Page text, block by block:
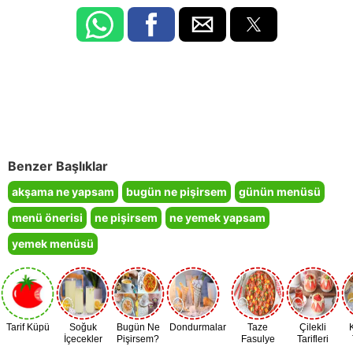
Benzer Başlıklar
akşama ne yapsam bugün ne pişirsem
günün menüsü
menü önerisi
ne pişirsem
ne yemek yapsam
yemek menüsü
Tarif Küpü
Soğuk
İçecekler
Bugün Ne
Pişirsem?
Dondurmalar
Taze
Fasulye
Çilekli
Tarifleri